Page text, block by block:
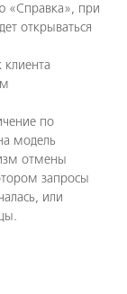
«Справка», при
открываться
по
модель
отмены
запросы
или